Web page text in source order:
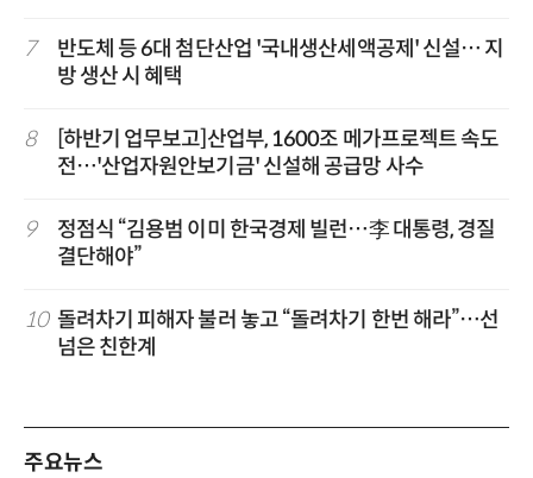
7
반도체 등 6대 첨단산업 '국내생산세액공제' 신설… 지
방 생산 시 혜택
8
[하반기 업무보고]산업부, 1600조 메가프로젝트 속도
전…'산업자원안보기금' 신설해 공급망 사수
9
정점식 “김용범 이미 한국경제 빌런…李 대통령, 경질
결단해야”
10 돌려차기 피해자 불러 놓고 “돌려차기 한번 해라”…선
넘은 친한계
주요뉴스